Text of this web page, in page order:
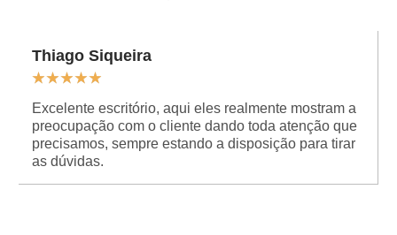
Thiago Siqueira
★★★★★
Excelente escritório, aqui eles realmente mostram a
preocupação com o cliente dando toda atenção que
precisamos, sempre estando a disposição para tirar
as dúvidas.